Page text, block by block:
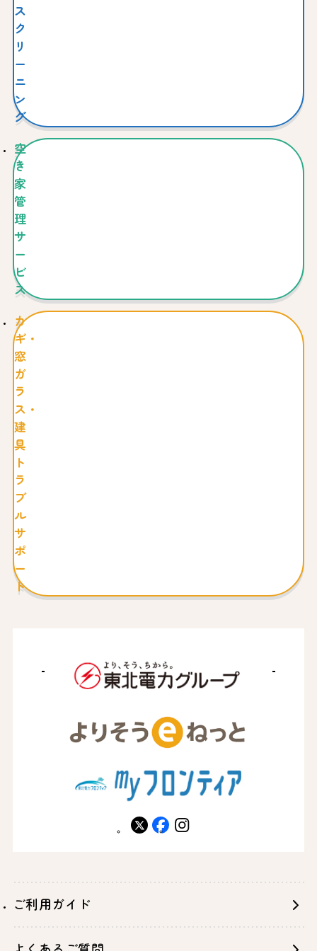
ス
ク
リ
ー
ニ
ン
グ
空
き
家
管
理
サ
ー
ビ
ス
カ
ギ・
窓
ガ
ラ
ス・
建
具
ト
ラ
ブ
ル
サ
ポ
ー
ト
X facebookinstagram
ご利用ガイド